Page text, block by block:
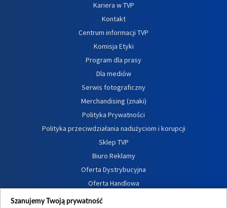
Kariera w TVP
Kontakt
Centrum informacji TVP
Komisja Etyki
Program dla prasy
Dla mediów
Serwis fotograficzny
Merchandising (znaki)
Polityka Prywatności
Polityka przeciwdziałania nadużyciom i korupcji
Sklep TVP
Biuro Reklamy
Oferta Dystrybucyjna
Oferta Handlowa
Dostępność
Szanujemy Twoją prywatność